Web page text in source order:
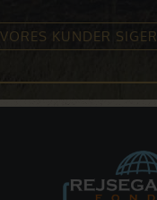
KUNDER SIGER